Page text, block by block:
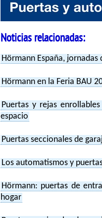
Noticias relacionadas:
Hörmann España,
Hörmann en la Feria BAU
Puertas y rejas
espacio
Puertas seccionales de
Los automatismos y
Hörmann: puertas de
hogar